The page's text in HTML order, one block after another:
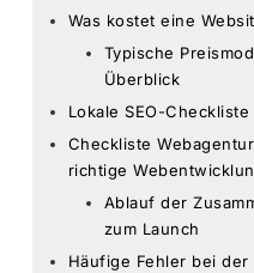
Was kostet eine
Typische
Überblick
Lokale SEO-
Checkliste
richtige
Ablauf der
zum Launch
Häufige Fehler bei